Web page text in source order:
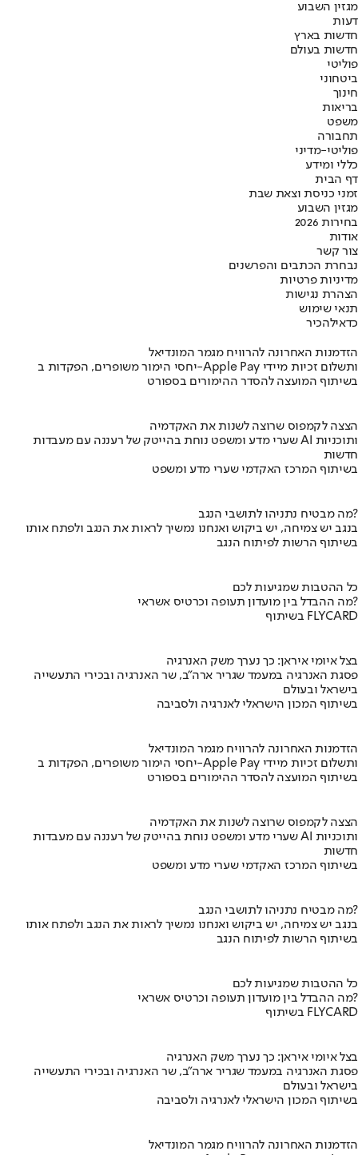
מגזין השבוע
דעות
חדשות בארץ
חדשות בעולם
פוליטי
ביטחוני
חינוך
בריאות
משפט
תחבורה
פוליטי-מדיני
כללי ומידע
דף הבית
זמני כניסת וצאת שבת
מגזין השבוע
בחירות 2026
אודות
צור קשר
נבחרת הכתבים והפרשנים
מדיניות פרטיות
הצהרת נגישות
תנאי שימוש
כדאילהכיר
הזדמנות האחרונה להרוויח מגמר המונדיאל
יחסי הימור משופרים, הפקדות ב-Apple Pay ותשלום זכיות מיידי
בשיתוף המועצה להסדר ההימורים בספורט
הצצה לקמפוס שרוצה לשנות את האקדמיה
שערי מדע ומשפט נוחת בהייטק של רעננה עם מעבדות AI ותוכניות
חדשות
בשיתוף המרכז האקדמי שערי מדע ומשפט
מה מבטיח נתניהו לתושבי הנגב?
בנגב יש צמיחה, יש ביקוש ואנחנו נמשיך לראות את הנגב ולפתח אותו
בשיתוף הרשות לפיתוח הנגב
כל ההטבות שמגיעות לכם
מה ההבדל בין מועדון תעופה וכרטיס אשראי?
בשיתוף FLYCARD
בצל איומי איראן: כך נערך משק האנרגיה
פסגת האנרגיה במעמד שגריר ארה"ב, שר האנרגיה ובכירי התעשייה
בישראל ובעולם
בשיתוף המכון הישראלי לאנרגיה ולסביבה
הזדמנות האחרונה להרוויח מגמר המונדיאל
יחסי הימור משופרים, הפקדות ב-Apple Pay ותשלום זכיות מיידי
בשיתוף המועצה להסדר ההימורים בספורט
הצצה לקמפוס שרוצה לשנות את האקדמיה
שערי מדע ומשפט נוחת בהייטק של רעננה עם מעבדות AI ותוכניות
חדשות
בשיתוף המרכז האקדמי שערי מדע ומשפט
מה מבטיח נתניהו לתושבי הנגב?
בנגב יש צמיחה, יש ביקוש ואנחנו נמשיך לראות את הנגב ולפתח אותו
בשיתוף הרשות לפיתוח הנגב
כל ההטבות שמגיעות לכם
מה ההבדל בין מועדון תעופה וכרטיס אשראי?
בשיתוף FLYCARD
בצל איומי איראן: כך נערך משק האנרגיה
פסגת האנרגיה במעמד שגריר ארה"ב, שר האנרגיה ובכירי התעשייה
בישראל ובעולם
בשיתוף המכון הישראלי לאנרגיה ולסביבה
הזדמנות האחרונה להרוויח מגמר המונדיאל